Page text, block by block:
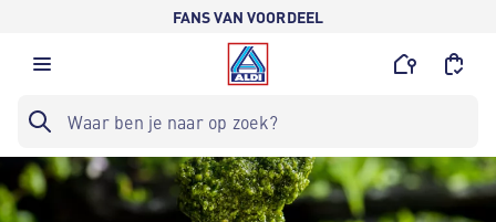
FANS VAN VOORDEEL